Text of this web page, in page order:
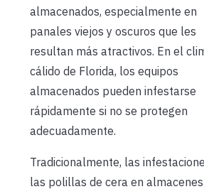
almacenados, especialmente en
panales viejos y oscuros que les
resultan más atractivos. En el
cálido de Florida, los equipos
almacenados pueden infestarse
rápidamente si no se protegen
adecuadamente.
Tradicionalmente, las
las polillas de cera en